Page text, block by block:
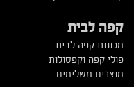
קפה לבית
מכונות קפה לבית
פולי קפה וקפסולות
מוצרים משלימים